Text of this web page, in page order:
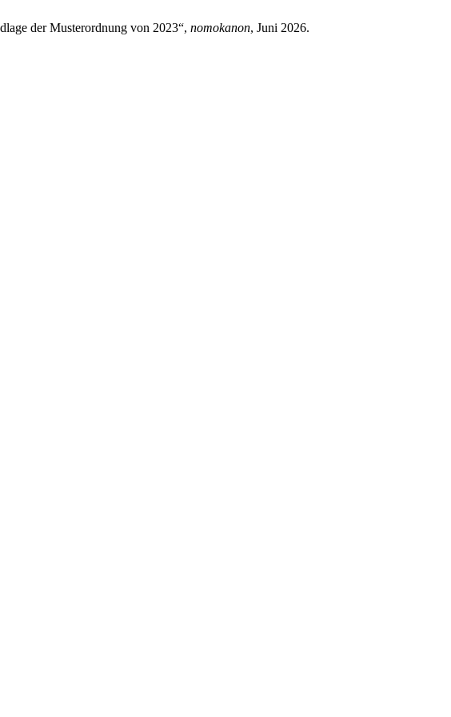
der Musterordnung von 2023“, nomokanon, Juni 2026.